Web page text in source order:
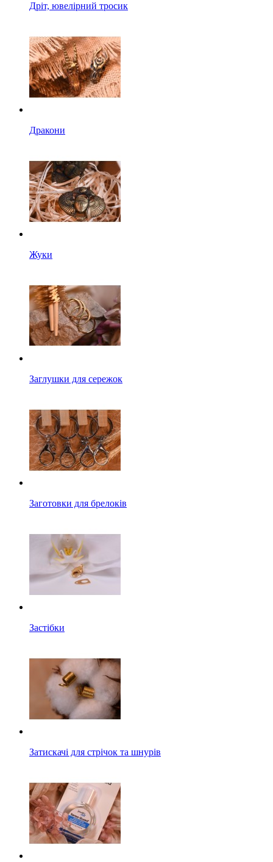
Дріт, ювелірний тросик
Дракони
Жуки
Заглушки для сережок
Заготовки для брелоків
Застібки
Затискачі для стрічок та шнурів